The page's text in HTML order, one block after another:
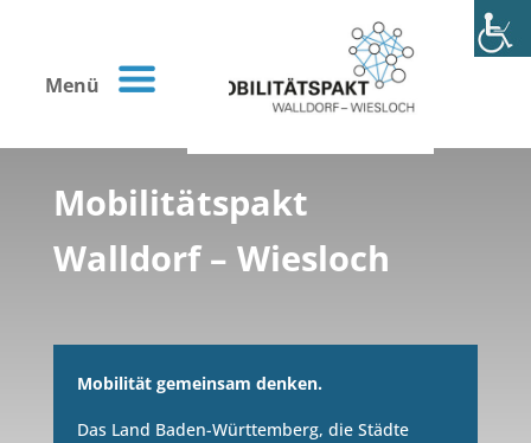
Menü
Mobilitätspakt
Walldorf – Wiesloch
Mobilität gemeinsam denken.
Das Land Baden-Württemberg, die Städte